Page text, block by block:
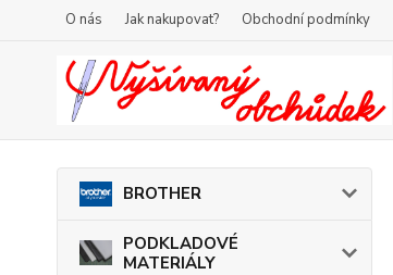
O nás Jak nakupovat? Obchodní podmínky
BROTHER
PODKLADOVÉ
MATERIÁLY